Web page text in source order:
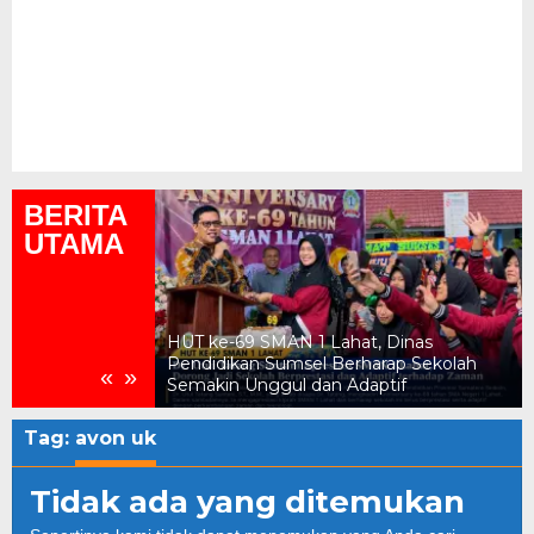
BERITA
UTAMA
« »
HUT ke-69 SMAN 1 Lahat, Dinas
Pendidikan Sumsel Berharap Sekolah
Semakin Unggul dan Adaptif
Tag: avon uk
Tidak ada yang ditemukan